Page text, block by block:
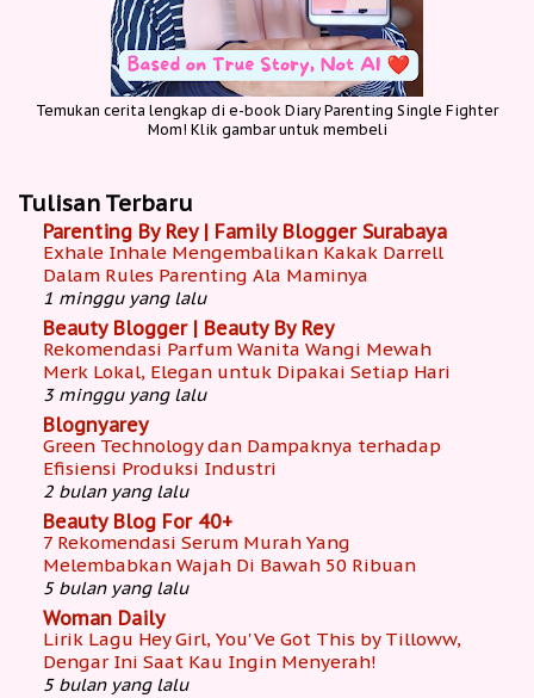
Temukan cerita lengkap di e-book Diary Parenting Single Fighter
Mom! Klik gambar untuk membeli
Tulisan Terbaru
Parenting By Rey | Family Blogger Surabaya
Exhale Inhale Mengembalikan Kakak Darrell
Dalam Rules Parenting Ala Maminya
1 minggu yang lalu
Beauty Blogger | Beauty By Rey
Rekomendasi Parfum Wanita Wangi Mewah
Merk Lokal, Elegan untuk Dipakai Setiap Hari
3 minggu yang lalu
Blognyarey
Green Technology dan Dampaknya terhadap
Efisiensi Produksi Industri
2 bulan yang lalu
Beauty Blog For 40+
7 Rekomendasi Serum Murah Yang
Melembabkan Wajah Di Bawah 50 Ribuan
5 bulan yang lalu
Woman Daily
Lirik Lagu Hey Girl, You'Ve Got This by Tilloww,
Dengar Ini Saat Kau Ingin Menyerah!
5 bulan yang lalu